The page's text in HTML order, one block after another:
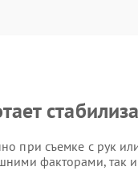
при съемке с рук
факторами, так